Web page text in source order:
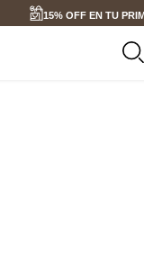
15% OFF EN TU